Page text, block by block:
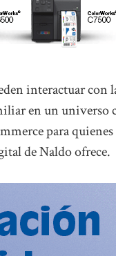
interactuar con
en un universo
para quienes
de Naldo ofrece.